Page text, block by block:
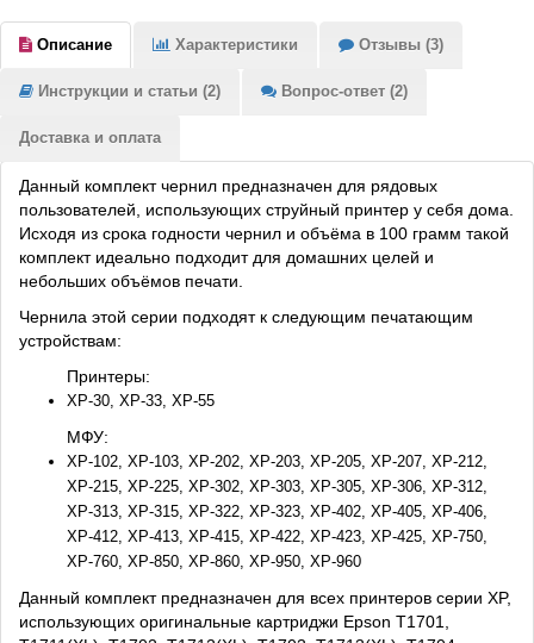
Описание Характеристики Отзывы (3)
Инструкции и статьи (2) Вопрос-ответ (2)
Доставка и оплата
Данный комплект чернил предназначен для рядовых
пользователей, использующих струйный принтер у себя дома.
Исходя из срока годности чернил и объёма в 100 грамм такой
комплект идеально подходит для домашних целей и
небольших объёмов печати.
Чернила этой серии подходят к следующим печатающим
устройствам:
Принтеры:
XP-30, XP-33, XP-55
МФУ:
XP-102, XP-103, XP-202, XP-203, XP-205, XP-207, XP-212,
XP-215, XP-225, XP-302, XP-303, XP-305, XP-306, XP-312,
XP-313, XP-315, XP-322, XP-323, XP-402, XP-405, XP-406,
XP-412, XP-413, XP-415, XP-422, XP-423, XP-425, XP-750,
XP-760, XP-850, XP-860, XP-950, XP-960
Данный комплект предназначен для всех принтеров серии XP,
использующих оригинальные картриджи Epson T1701,